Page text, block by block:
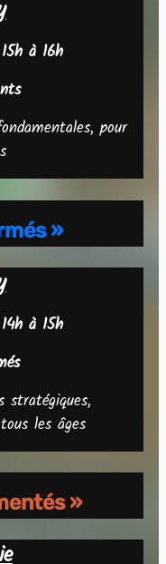
à 16h
pour
»
à 15h
stratégiques,
les âges
»